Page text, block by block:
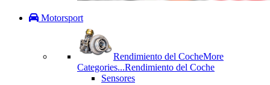
Motorsport
Rendimiento del CocheMore
Categories...Rendimiento del Coche
Sensores